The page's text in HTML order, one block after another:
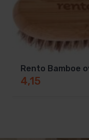
Rento Bamboe
4,15